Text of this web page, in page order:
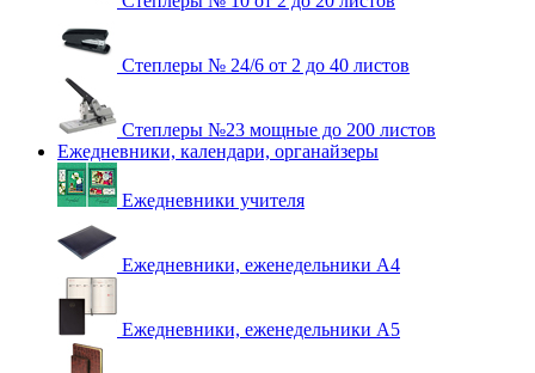
Степлеры № 24/6 от 2 до 40 листов
Степлеры №23 мощные до 200 листов
Ежедневники, календари, органайзеры
Ежедневники учителя
Ежедневники, еженедельники А4
Ежедневники, еженедельники А5